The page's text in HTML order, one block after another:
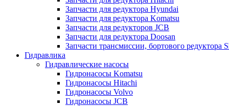
Запчасти для редуктора Hyundai
Запчасти для редуктора Komatsu
Запчасти для редукторов JCB
Запчасти для редуктора Doosan
Запчасти трансмиссии, бортового редуктора
Гидравлика
Гидравлические насосы
Гидронасосы Komatsu
Гидронасосы Hitachi
Гидронасосы Volvo
Гидронасосы JCB